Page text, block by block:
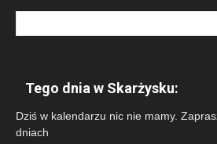
Tego dnia w Skarżysku:
Dziś w kalendarzu nic nie mamy.
dniach